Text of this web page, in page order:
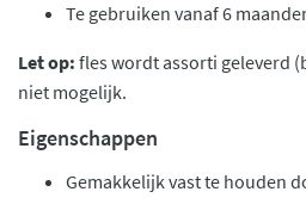
Te gebruiken vanaf 6
Let op: fles wordt assorti geleverd
niet mogelijk.
Eigenschappen
Gemakkelijk vast te houden